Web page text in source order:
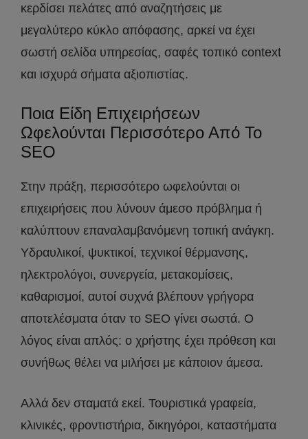
κερδίσει πελάτες από αναζητήσεις με
μεγαλύτερο κύκλο απόφασης, αρκεί να έχει
σωστή σελίδα υπηρεσίας, σαφές τοπικό context
και ισχυρά σήματα αξιοπιστίας.
Ποια Είδη Επιχειρήσεων
Ωφελούνται Περισσότερο Από Το
SEO
Στην πράξη, περισσότερο ωφελούνται οι
επιχειρήσεις που λύνουν άμεσο πρόβλημα ή
καλύπτουν επαναλαμβανόμενη τοπική ανάγκη.
Υδραυλικοί, ψυκτικοί, τεχνικοί θέρμανσης,
ηλεκτρολόγοι, συνεργεία, μετακομίσεις,
καθαρισμοί, αυτοί συχνά βλέπουν γρήγορα
αποτελέσματα όταν το SEO γίνει σωστά. Ο
λόγος είναι απλός: ο χρήστης έχει πρόθεση και
συνήθως θέλει να μιλήσει με κάποιον άμεσα.
Αλλά δεν σταματά εκεί. Τουριστικά γραφεία,
κλινικές, φροντιστήρια, δικηγόροι, καταστήματα